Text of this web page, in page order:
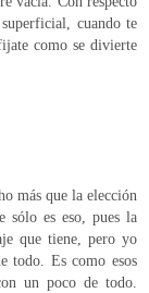
cuando te
como se divierte
más que la elección
sólo es eso, pues la
que tiene, pero yo
todo. Es como esos
un poco de todo.